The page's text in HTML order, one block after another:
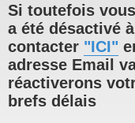
Si toutefois
a été désactivé
contacter "ICI"
adresse Email
réactiverons
brefs délais